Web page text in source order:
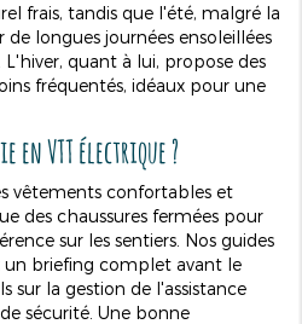
frais, tandis que l'été, malgré la
longues journées ensoleillées
quant à lui, propose des
fréquentés, idéaux pour une
en VTT électrique ?
vêtements confortables et
des chaussures fermées pour
sur les sentiers. Nos guides
briefing complet avant le
sur la gestion de l'assistance
sécurité. Une bonne